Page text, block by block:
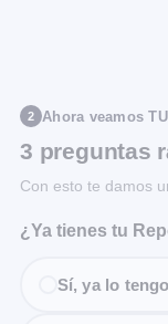
2 Ahora veamos
3 preguntas
Con esto te damos
¿Ya tienes tu
Sí, ya lo tengo